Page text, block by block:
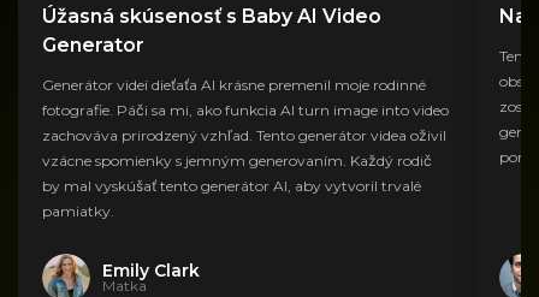
Úžasná skúsenosť s Baby AI Video
Generator
Generátor videí dieťaťa AI krásne premenil moje rodinné
fotografie. Páči sa mi, ako funkcia AI turn image into video
zachováva prirodzený vzhľad. Tento generátor videa oživil
vzácne spomienky s jemným generovaním. Každý rodič
by mal vyskúšať tento generátor AI, aby vytvoril trvalé
pamiatky.
Emily Clark
Matka